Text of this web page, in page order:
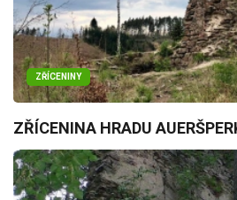
ZŘÍCENINY
ZŘÍCENINA HRADU